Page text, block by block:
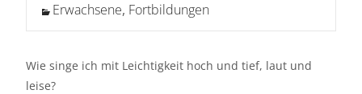
Erwachsene, Fortbildungen
Wie singe ich mit Leichtigkeit hoch und tief, laut und
leise?